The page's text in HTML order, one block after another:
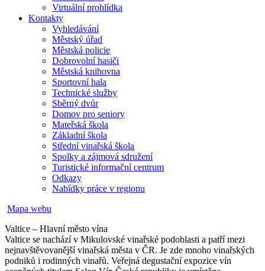
Virtuální prohlídka
Kontakty
Vyhledávání
Městský úřad
Městská policie
Dobrovolní hasiči
Městská knihovna
Sportovní hala
Technické služby
Sběrný dvůr
Domov pro seniory
Mateřská škola
Základní škola
Střední vinařská škola
Spolky a zájmová sdružení
Turistické informační centrum
Odkazy
Nabídky práce v regionu
Mapa webu
Valtice – Hlavní město vína
Valtice se nachází v Mikulovské vinařské podoblasti a patří mezi
nejnavštěvovanější vinařská města v ČR. Je zde mnoho vinařských
podniků i rodinných vinařů. Veřejná degustační expozice vín